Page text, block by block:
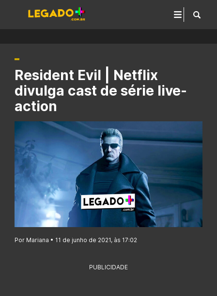
Resident Evil | Netflix
divulga cast de série live-
action
Por Mariana • 11 de junho de 2021, às 17:02
PUBLICIDADE